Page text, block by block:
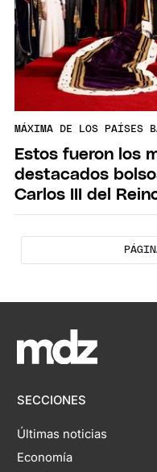
MÁXIMA DE LOS PAÍSES
Estos fueron los
destacados
Carlos III del
SECCIONES
Últimas noticias
Economía